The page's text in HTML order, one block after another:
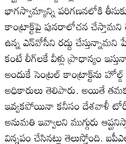
భాగస్వామ్యాన్ని పరిగణనలోకి
కాంట్రాక్ట్‌పై పునరాలోచన చేస్తామని
ఉన్న ఎన్‌వోసీని రద్దు
కంటే లీగ్‌లకే వీళ్లు ప్రాధాన్యం
అందుకే సెంట్రల్ కాంట్రాక్ట్‌ను
అధికారులు తెలిపారు. అయితే
ఇవ్వకపోయినా కనీసం దేశవాళీ
అనుమతి ఇవ్వాలని ముగ్గురు
విన్నపం చేసినట్లు తెలుస్తోంది.